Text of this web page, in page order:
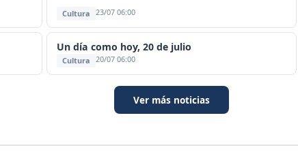
Cultura 23/07 06:00
Un día como hoy, 20 de julio
Cultura 20/07 06:00
Ver más noticias